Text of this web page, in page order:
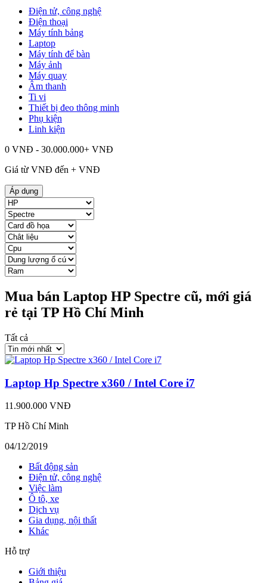
Điện tử, công nghệ
Điện thoại
Máy tính bảng
Laptop
Máy tính để bàn
Máy ảnh
Máy quay
Âm thanh
Ti vi
Thiết bị đeo thông minh
Phụ kiện
Linh kiện
0 VNĐ - 30.000.000+ VNĐ
Giá từ VNĐ đến + VNĐ
Áp dụng
Mua bán Laptop HP Spectre cũ, mới giá
rẻ tại TP Hồ Chí Minh
Tất cả
Laptop Hp Spectre x360 / Intel Core i7
11.900.000 VNĐ
TP Hồ Chí Minh
04/12/2019
Bất động sản
Điện tử, công nghệ
Việc làm
Ô tô, xe
Dịch vụ
Gia dụng, nội thất
Khác
Hỗ trợ
Giới thiệu